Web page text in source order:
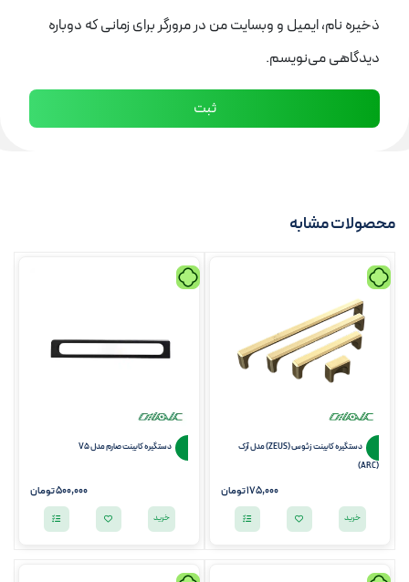
ذخیره نام، ایمیل و وبسایت من در مرورگر برای زمانی که دوباره
دیدگاهی می‌نویسم.
محصولات مشابه
دستگیره کابینت زئوس (ZEUS) مدل آرک
(ARC)
175,000 تومان
خرید
دستگیره کابینت صارم مدل V5
500,000 تومان
خرید